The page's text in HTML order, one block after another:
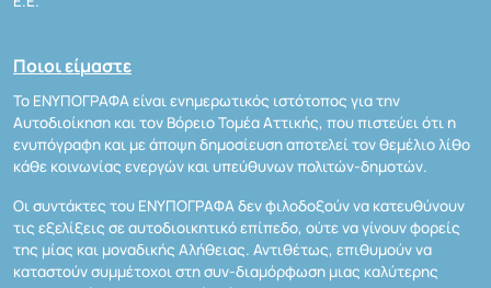
Ποιοι είμαστε
Το ΕΝΥΠΟΓΡΑΦΑ είναι ενημερωτικός ιστότοπος για την
Αυτοδιοίκηση και τον Βόρειο Τομέα Αττικής, που πιστεύει ότι η
ενυπόγραφη και με άποψη δημοσίευση αποτελεί τον θεμέλιο λίθο
κάθε κοινωνίας ενεργών και υπεύθυνων πολιτών-δημοτών.
Οι συντάκτες του ΕΝΥΠΟΓΡΑΦΑ δεν φιλοδοξούν να κατευθύνουν
τις εξελίξεις σε αυτοδιοικητικό επίπεδο, ούτε να γίνουν φορείς
της μίας και μοναδικής Αλήθειας. Αντιθέτως, επιθυμούν να
καταστούν συμμέτοχοι στη συν-διαμόρφωση μιας καλύτερης